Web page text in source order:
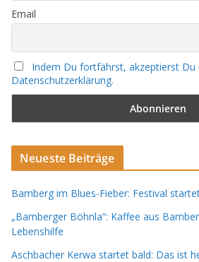
Email
Indem Du fortfährst, akzeptierst Du
Datenschutzerklärung.
Neueste Beiträge
Bamberg im Blues-Fieber: Festival
„Bamberger Böhnla“: Kaffee aus
Lebenshilfe
Aschbacher Kerwa startet bald: Das ist